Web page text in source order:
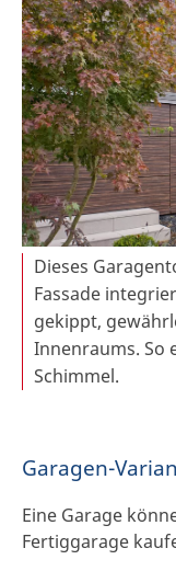
Dieses
Fassade
gekippt,
Innenraums. So
Schimmel.
Garagen-
Eine Garage
Fertiggarage